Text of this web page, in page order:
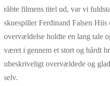
råbte filmens titel ud, var vi
skuespiller Ferdinand Falsen
overvældelse holdte en lang tale
været i gennem et stort og hårdt
ubeskriveligt overvældede og
selv.